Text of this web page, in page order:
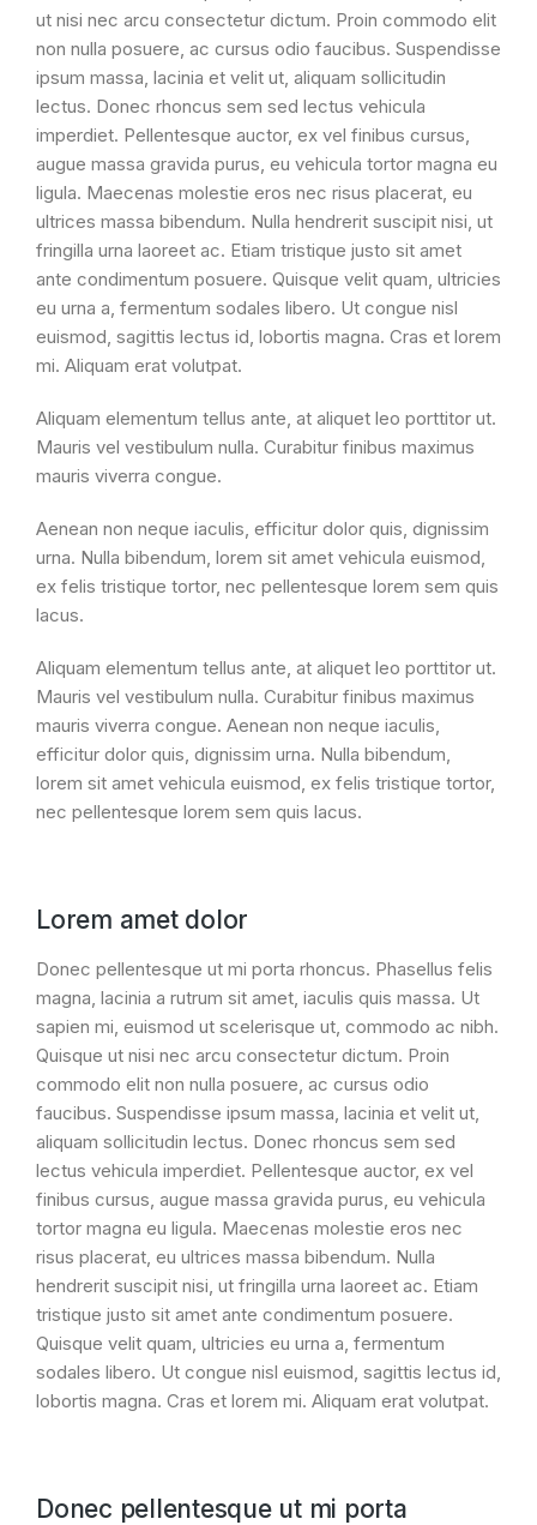
ut nisi nec arcu consectetur dictum. Proin commodo elit
non nulla posuere, ac cursus odio faucibus. Suspendisse
ipsum massa, lacinia et velit ut, aliquam sollicitudin
lectus. Donec rhoncus sem sed lectus vehicula
imperdiet. Pellentesque auctor, ex vel finibus cursus,
augue massa gravida purus, eu vehicula tortor magna eu
ligula. Maecenas molestie eros nec risus placerat, eu
ultrices massa bibendum. Nulla hendrerit suscipit nisi, ut
fringilla urna laoreet ac. Etiam tristique justo sit amet
ante condimentum posuere. Quisque velit quam, ultricies
eu urna a, fermentum sodales libero. Ut congue nisl
euismod, sagittis lectus id, lobortis magna. Cras et lorem
mi. Aliquam erat volutpat.
Aliquam elementum tellus ante, at aliquet leo porttitor ut.
Mauris vel vestibulum nulla. Curabitur finibus maximus
mauris viverra congue.
Aenean non neque iaculis, efficitur dolor quis, dignissim
urna. Nulla bibendum, lorem sit amet vehicula euismod,
ex felis tristique tortor, nec pellentesque lorem sem quis
lacus.
Aliquam elementum tellus ante, at aliquet leo porttitor ut.
Mauris vel vestibulum nulla. Curabitur finibus maximus
mauris viverra congue. Aenean non neque iaculis,
efficitur dolor quis, dignissim urna. Nulla bibendum,
lorem sit amet vehicula euismod, ex felis tristique tortor,
nec pellentesque lorem sem quis lacus.
Lorem amet dolor
Donec pellentesque ut mi porta rhoncus. Phasellus felis
magna, lacinia a rutrum sit amet, iaculis quis massa. Ut
sapien mi, euismod ut scelerisque ut, commodo ac nibh.
Quisque ut nisi nec arcu consectetur dictum. Proin
commodo elit non nulla posuere, ac cursus odio
faucibus. Suspendisse ipsum massa, lacinia et velit ut,
aliquam sollicitudin lectus. Donec rhoncus sem sed
lectus vehicula imperdiet. Pellentesque auctor, ex vel
finibus cursus, augue massa gravida purus, eu vehicula
tortor magna eu ligula. Maecenas molestie eros nec
risus placerat, eu ultrices massa bibendum. Nulla
hendrerit suscipit nisi, ut fringilla urna laoreet ac. Etiam
tristique justo sit amet ante condimentum posuere.
Quisque velit quam, ultricies eu urna a, fermentum
sodales libero. Ut congue nisl euismod, sagittis lectus id,
lobortis magna. Cras et lorem mi. Aliquam erat volutpat.
Donec pellentesque ut mi porta